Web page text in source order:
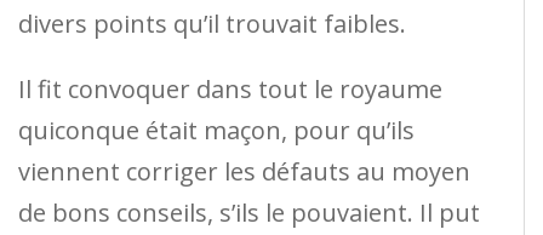
divers points qu’il trouvait faibles.
Il fit convoquer dans tout le royaume
quiconque était maçon, pour qu’ils
viennent corriger les défauts au moyen
de bons conseils, s’ils le pouvaient. Il put